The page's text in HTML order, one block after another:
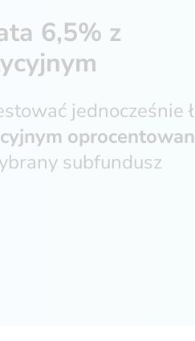
6,5% z
jednocześnie
subfundusz